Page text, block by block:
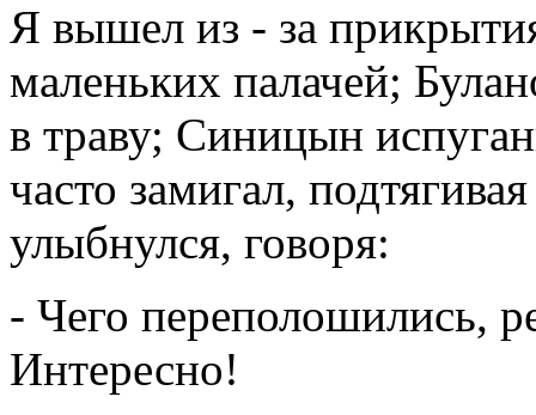
Я вышел из - за
маленьких палачей;
в траву; Синицын
часто замигал,
улыбнулся, говоря:
- Чего переполошились,
Интересно!